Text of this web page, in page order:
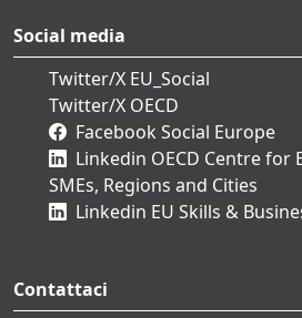
Social media
Twitter/X EU_Social
Twitter/X OECD
Facebook Social Europe
Linkedin OECD Centre for
SMEs, Regions and Cities
Linkedin EU Skills &
Contattaci